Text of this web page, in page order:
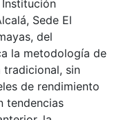
Institución
Sede El
del
la metodología de
tradicional, sin
de rendimiento
tendencias